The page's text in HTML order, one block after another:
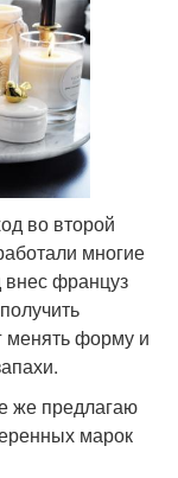
во второй
многие
француз
менять форму и
же предлагаю
марок